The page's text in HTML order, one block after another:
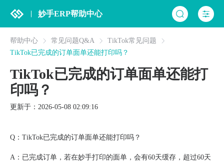
妙手ERP帮助中心
帮助中心 常见问题Q&A
TikTok常见问题
TikTok已完成的订单面单还能打印吗？
TikTok已完成的订单面单还能打
印吗？
更新于：2026-05-08 02:09:16
Q：TikTok已完成的订单面单还能打印吗？
A：已完成订单，若在妙手打印的面单，会有60天缓存，超过60天